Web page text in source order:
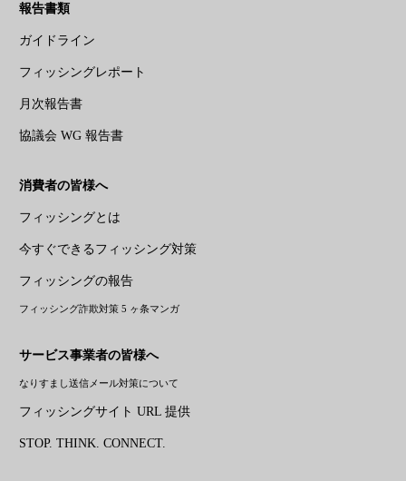
報告書類
ガイドライン
フィッシングレポート
月次報告書
協議会 WG 報告書
消費者の皆様へ
フィッシングとは
今すぐできるフィッシング対策
フィッシングの報告
フィッシング詐欺対策 5 ヶ条マンガ
サービス事業者の皆様へ
なりすまし送信メール対策について
フィッシングサイト URL 提供
STOP. THINK. CONNECT.